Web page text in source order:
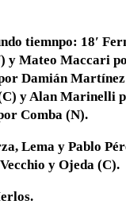
tiemnpo: 18′
y Mateo Maccari
Damián
y Alan Marinelli
Comba (N).
Lema y Pablo
y Ojeda (C).